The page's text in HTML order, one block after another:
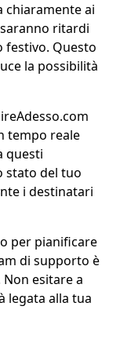
chiaramente ai
ritardi
festivo. Questo
la possibilità
tempo reale
questi
stato del tuo
i destinatari
per pianificare
di supporto è
esitare a
legata alla tua